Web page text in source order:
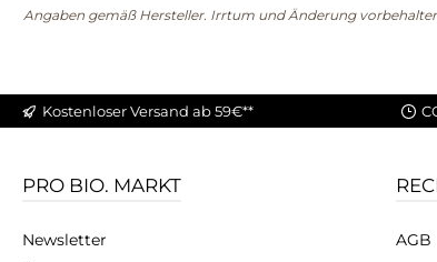
Angaben gemäß Hersteller. Irrtum und Änderung
Kostenloser Versand ab 59€**
PRO BIO. MARKT
Newsletter
AGB